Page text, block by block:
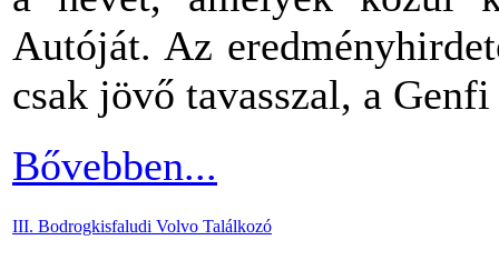
Autóját. Az
csak jövő tavasszal, a
Bővebben...
III. Bodrogkisfaludi Volvo Találkozó